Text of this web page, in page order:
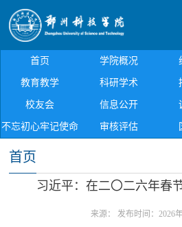
首页 学院概况
教育教学 科研学术
校友会 信息公开
不忘初心牢记使命 审核评估
首页
习近平：在二〇二六年春
来源： 发布时间：2026